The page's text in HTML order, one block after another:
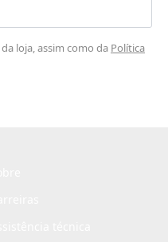
da loja, assim como da Política